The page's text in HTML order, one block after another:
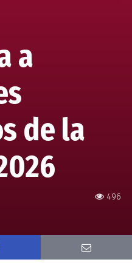
496
a
de la